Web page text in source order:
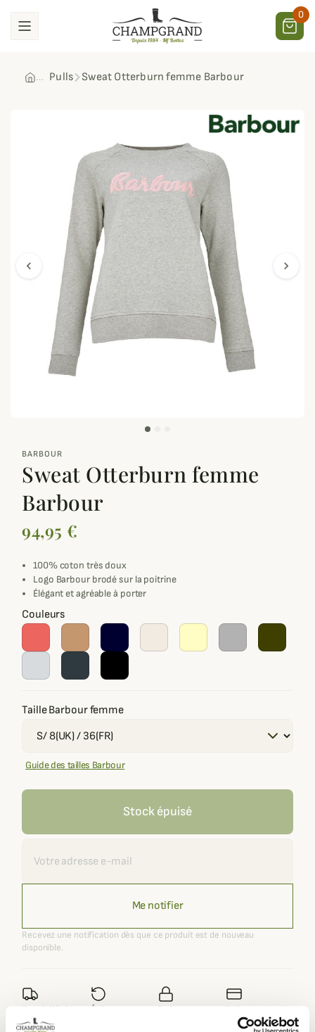
0
Pulls Sweat Otterburn femme Barbour
chevron_left chevron_right
BARBOUR
Sweat Otterburn femme
Barbour
94,95 €
100% coton très doux
Logo Barbour brodé sur la poitrine
Élégant et agréable à porter
Couleurs
Taille Barbour femme
Guide des tailles Barbour
Stock épuisé
Me notifier
Recevez une notification dès que ce produit est de nouveau
disponible.
Expédié dans
la journée
Échange ou
Paiement
Paiement en
3 fois dès 100